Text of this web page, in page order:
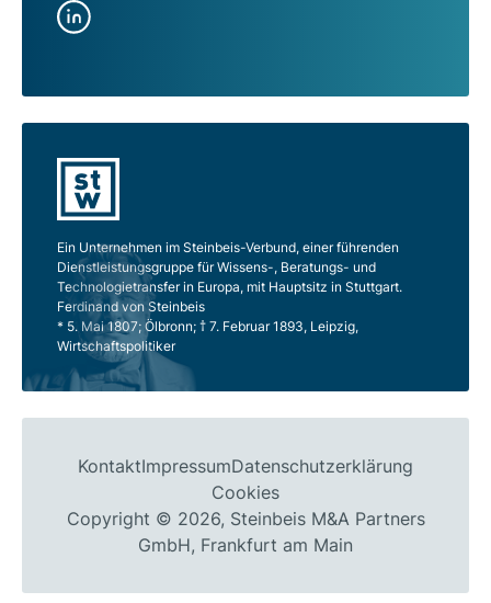
Ein Unternehmen im Steinbeis-Verbund, einer führenden
Dienstleistungsgruppe für Wissens-, Beratungs- und
Technologietransfer in Europa, mit Hauptsitz in Stuttgart.
Ferdinand von Steinbeis
* 5. Mai 1807; Ölbronn; † 7. Februar 1893, Leipzig,
Wirtschaftspolitiker
KontaktImpressumDatenschutzerklärung
Cookies
Copyright © 2026, Steinbeis M&A Partners
GmbH, Frankfurt am Main